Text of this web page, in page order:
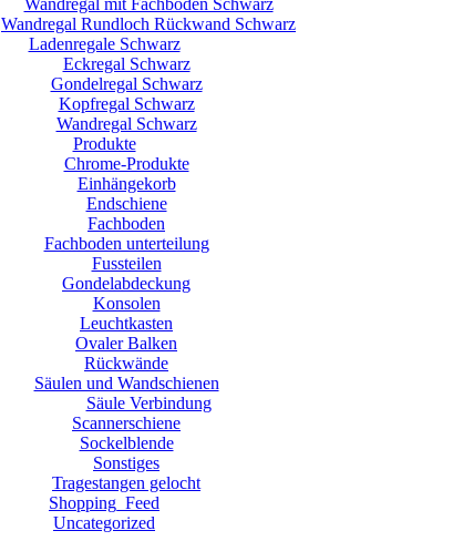
Wandregal mit Fachböden Schwarz
Wandregal Rundloch Rückwand Schwarz
Ladenregale Schwarz
Eckregal Schwarz
Gondelregal Schwarz
Kopfregal Schwarz
Wandregal Schwarz
Produkte
Chrome-Produkte
Einhängekorb
Endschiene
Fachboden
Fachboden unterteilung
Fussteilen
Gondelabdeckung
Konsolen
Leuchtkasten
Ovaler Balken
Rückwände
Säulen und Wandschienen
Säule Verbindung
Scannerschiene
Sockelblende
Sonstiges
Tragestangen gelocht
Shopping_Feed
Uncategorized